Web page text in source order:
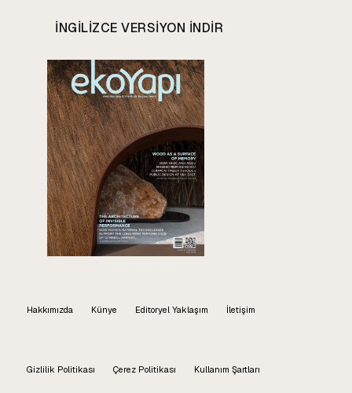
INGILIZCE VERSIYON INDIR
Hakkımızda Künye Editoryel Yaklaşım İletişim
Gizlilik Politikası Çerez Politikası Kullanım Şartları